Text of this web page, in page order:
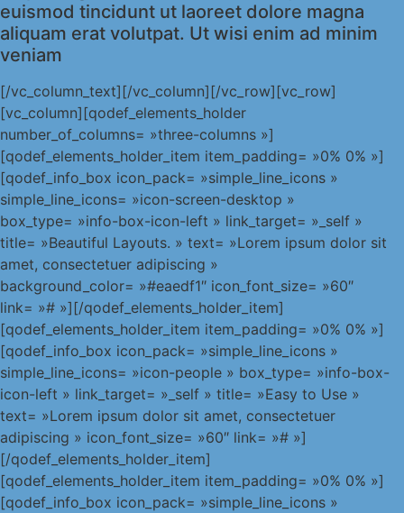
euismod tincidunt ut laoreet dolore magna
aliquam erat volutpat. Ut wisi enim ad minim
veniam
[/vc_column_text][/vc_column][/vc_row][vc_row]
[vc_column][qodef_elements_holder
number_of_columns= »three-columns »]
[qodef_elements_holder_item item_padding= »0% 0% »]
[qodef_info_box icon_pack= »simple_line_icons »
simple_line_icons= »icon-screen-desktop »
box_type= »info-box-icon-left » link_target= »_self »
title= »Beautiful Layouts. » text= »Lorem ipsum dolor sit
amet, consectetuer adipiscing »
background_color= »#eaedf1″ icon_font_size= »60″
link= »# »][/qodef_elements_holder_item]
[qodef_elements_holder_item item_padding= »0% 0% »]
[qodef_info_box icon_pack= »simple_line_icons »
simple_line_icons= »icon-people » box_type= »info-box-
icon-left » link_target= »_self » title= »Easy to Use »
text= »Lorem ipsum dolor sit amet, consectetuer
adipiscing » icon_font_size= »60″ link= »# »]
[/qodef_elements_holder_item]
[qodef_elements_holder_item item_padding= »0% 0% »]
[qodef_info_box icon_pack= »simple_line_icons »